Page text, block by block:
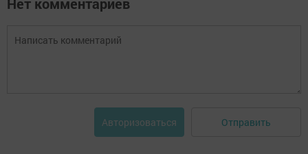
Авторизоваться Отправить